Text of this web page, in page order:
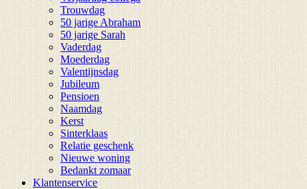
Trouwdag
50 jarige Abraham
50 jarige Sarah
Vaderdag
Moederdag
Valentijnsdag
Jubileum
Pensioen
Naamdag
Kerst
Sinterklaas
Relatie geschenk
Nieuwe woning
Bedankt zomaar
Klantenservice